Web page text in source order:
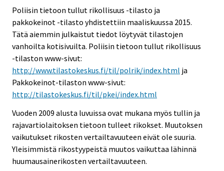
Poliisin tietoon tullut rikollisuus -tilasto ja
pakkokeinot -tilasto yhdistettiin maaliskuussa 2015.
Tätä aiemmin julkaistut tiedot löytyvät tilastojen
vanhoilta kotisivuilta. Poliisin tietoon tullut rikollisuus
-tilaston www-sivut:
http://www.tilastokeskus.fi/til/polrik/index.html ja
Pakkokeinot-tilaston www-sivut:
http://tilastokeskus.fi/til/pkei/index.html
Vuoden 2009 alusta luvuissa ovat mukana myös tullin ja
rajavartiolaitoksen tietoon tulleet rikokset. Muutoksen
vaikutukset rikosten vertailtavuuteen eivät ole suuria.
Yleisimmistä rikostyypeistä muutos vaikuttaa lähinnä
huumausainerikosten vertailtavuuteen.